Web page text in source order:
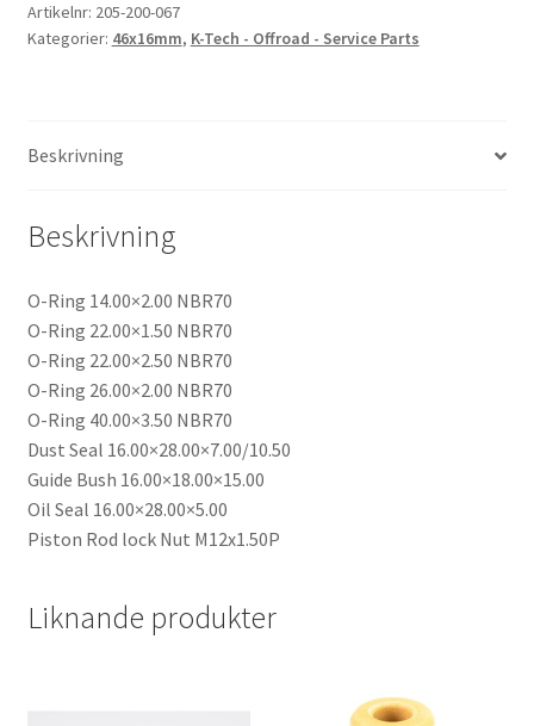
Head
Service
46/16
Artikelnr: 205-200-067
Kategorier: 46x16mm, K-Tech - Offroad - Service Parts
Beskrivning
Beskrivning
O-Ring 14.00×2.00 NBR70
O-Ring 22.00×1.50 NBR70
O-Ring 22.00×2.50 NBR70
O-Ring 26.00×2.00 NBR70
O-Ring 40.00×3.50 NBR70
Dust Seal 16.00×28.00×7.00/10.50
Guide Bush 16.00×18.00×15.00
Oil Seal 16.00×28.00×5.00
Piston Rod lock Nut M12x1.50P
Liknande produkter